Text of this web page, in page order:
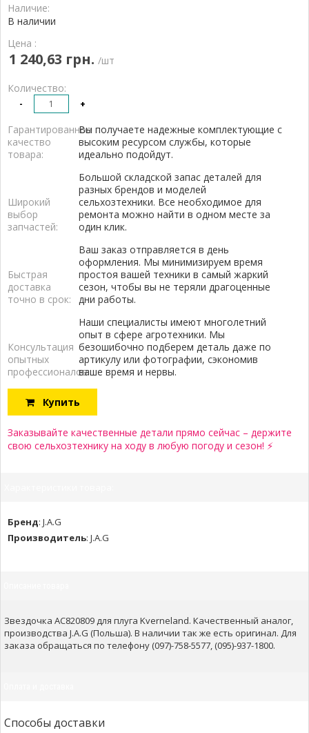
Наличие:
В наличии
Цена :
1 240,63 грн. /шт
Количество:
- +
Гарантированное
качество
товара:
Вы получаете надежные комплектующие с
высоким ресурсом службы, которые
идеально подойдут.
Широкий
выбор
запчастей:
Большой складской запас деталей для
разных брендов и моделей
сельхозтехники. Все необходимое для
ремонта можно найти в одном месте за
один клик.
Быстрая
доставка
точно в срок:
Ваш заказ отправляется в день
оформления. Мы минимизируем время
простоя вашей техники в самый жаркий
сезон, чтобы вы не теряли драгоценные
дни работы.
Консультация
опытных
профессионалов:
Наши специалисты имеют многолетний
опыт в сфере агротехники. Мы
безошибочно подберем деталь даже по
артикулу или фотографии, сэкономив
ваше время и нервы.
Купить
Заказывайте качественные детали прямо сейчас – держите
свою сельхозтехнику на ходу в любую погоду и сезон! ⚡
Бренд: J.A.G
Производитель: J.A.G
Звездочка АС820809 для плуга Kverneland. Качественный аналог,
производства J.A.G (Польша). В наличии так же есть оригинал. Для
заказа обращаться по телефону (097)-758-5577, (095)-937-1800.
Способы доставки